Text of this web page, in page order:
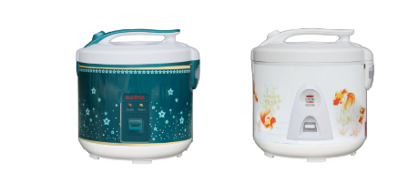
798.000 ₫.là:
737.000 ₫.